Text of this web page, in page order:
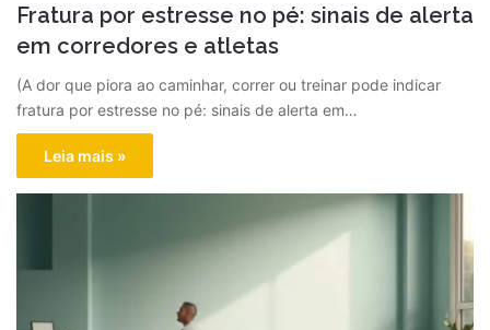
Fratura por estresse no pé: sinais de alerta
em corredores e atletas
(A dor que piora ao caminhar, correr ou treinar pode indicar
fratura por estresse no pé: sinais de alerta em…
Leia mais »